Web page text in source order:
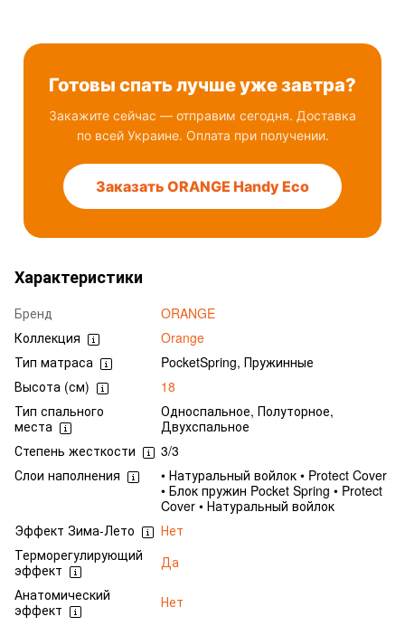
Готовы спать лучше уже завтра?
Закажите сейчас — отправим сегодня. Доставка
по всей Украине. Оплата при получении.
Заказать ORANGE Handy Eco
Характеристики
Бренд
ORANGE
Коллекция
Orange
Тип матраса
PocketSpring, Пружинные
Высота (см)
18
Тип спального
места
Односпальное, Полуторное,
Двухспальное
Степень жесткости
3/3
Слои наполнения
• Натуральный войлок • Protect Cover
• Блок пружин Pocket Spring • Protect
Cover • Натуральный войлок
Эффект Зима-Лето
Нет
Терморегулирующий
эффект
Да
Анатомический
эффект
Нет